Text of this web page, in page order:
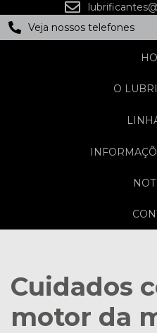
Veja nossos telefones
O
Cuidados
motor da